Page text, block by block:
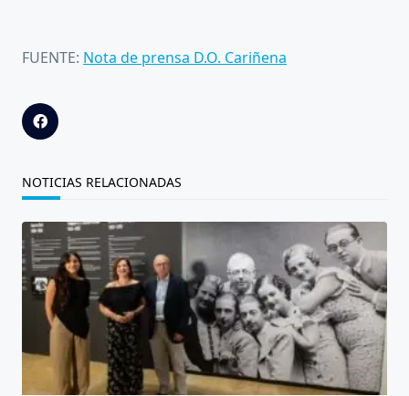
FUENTE: Nota de prensa D.O. Cariñena
NOTICIAS RELACIONADAS